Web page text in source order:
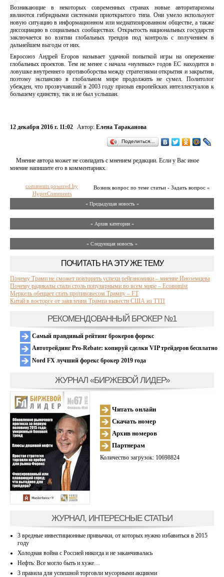
Возникающие в некоторых современных странах новые авторитаризмы
являются гибридными системами приоткрытого типа. Они умело используют
новую ситуацию в информационном или медиатизированном обществе, а также
диссоциацию в социальных сообществах. Открытость национальных государств
заключается во взятии глобальных трендов под контроль с получением в
дальнейшем выгоды от них.
Евросоюз Андрей Егоров называет удачной попыткой игры на опережение
глобальных проектов. Тем не менее с начала «нулевых» годов ЕС находится в
ловушке внутреннего противоборства между стратегиями открытия и закрытия,
поэтому экспансию в глобальном мире продолжить не сумел. Политолог
убежден, что прозвучавший в 2003 году призыв европейских интеллектуалов к
большему единству, так и не был услышан.
12 декабря 2016 г. 11:02 Автор: Елена Тараканова
Поделиться…
Мнение автора может не совпадать с мнением редакции. Если у Вас иное
мнение напишите его в комментариях.
Возник вопрос по теме статьи - Задать вопрос »
comments powered by
HyperComments
« Предыдущая новость «
» Архив категории «
» Следующая новость »
ПОЧИТАТЬ НА ЭТУ ЖЕ ТЕМУ
Почему Трамп не сможет повторить успехи рейганомики – мнение Иноземцева
Почему радикалы стали столь популярными во всем мире – Economist
Меркель обещает стать противовесом Трампу – FT
Китай в восторге от заявления Трампа вывести США из ТТП
РЕКОМЕНДОВАННЫЙ БРОКЕР №1
Самый правдивый рейтинг брокеров форекс
Автотрейдинг Pro-Rebate: копируй сделки VIP трейдеров бесплатно
Nord FX лучший форекс брокер 2019 года
ЖУРНАЛ «БИРЖЕВОЙ ЛИДЕР»
Читать онлайн
Скачать номер
Архив номеров
Партнерам
Количество загрузок: 10698824
ЖУРНАЛ, ИНТЕРЕСНЫЕ СТАТЬИ
3 вредные инвестиционные привычки, от которых нужно избавиться в 2015
году
Холодная война с Россией никогда и не заканчивалась
Нефть: Все могло быть и хуже…
3 правила для успешной торговли мусорными акциями